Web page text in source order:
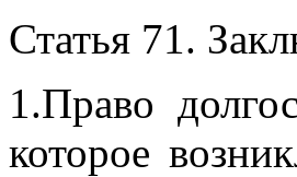
Статья 71.
1.Право
которое